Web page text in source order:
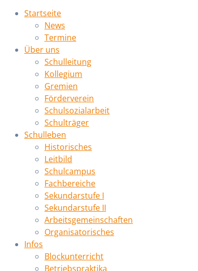
Startseite
News
Termine
Über uns
Schulleitung
Kollegium
Gremien
Förderverein
Schulsozialarbeit
Schulträger
Schulleben
Historisches
Leitbild
Schulcampus
Fachbereiche
Sekundarstufe I
Sekundarstufe II
Arbeitsgemeinschaften
Organisatorisches
Infos
Blockunterricht
Betriebspraktika